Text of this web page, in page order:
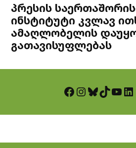
პრესის
ინსტიტუტი კვლავ
ამაღლობელის
გათავისუფლებას
Facebook InstagramBluesky TikTok YouTube LinkedIn